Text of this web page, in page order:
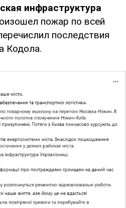
инфраструктура
пожар по всей
последствия
Кодола.